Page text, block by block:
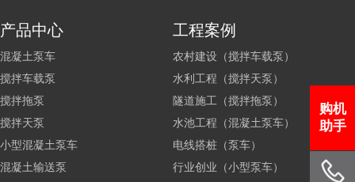
产品中心
混凝土泵车
搅拌车载泵
搅拌拖泵
搅拌天泵
小型混凝土泵车
混凝土输送泵
工程案例
农村建设（搅拌车载泵）
水利工程（搅拌天泵）
隧道施工（搅拌拖泵）
水池工程（混凝土泵车）
电线搭桩（泵车）
行业创业（小型泵车）
购机
助手